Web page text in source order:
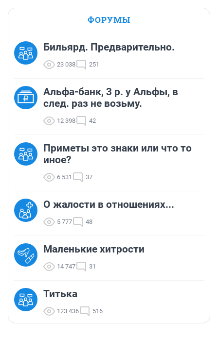
ФОРУМЫ
Бильярд. Предварительно.
23 038 251
Альфа-банк, 3 р. у Альфы, в
след. раз не возьму.
12 398 42
Приметы это знаки или что то
иное?
6 531 37
О жалости в отношениях...
5 777 48
Маленькие хитрости
14 747 31
Титька
123 436 516